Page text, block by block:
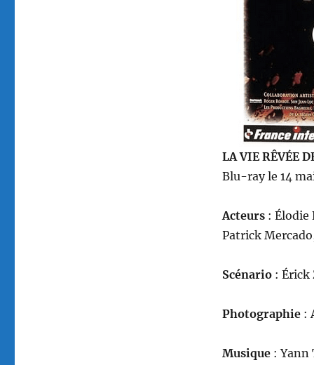
LA VIE RÊVÉE
Blu-ray le 14
Acteurs: Élodie
Patrick
Scénario: Érick
Photographie:
Musique : Yann